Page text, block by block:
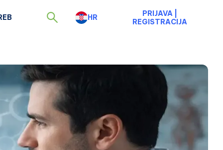
HR PRIJAVA
REGISTRACIJA